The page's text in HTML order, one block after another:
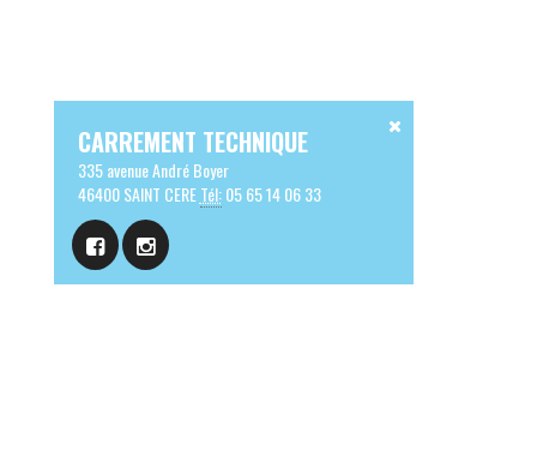
CARREMENT TECHNIQUE
335 avenue André Boyer
46400 SAINT CERETél:05 65 14 06 33